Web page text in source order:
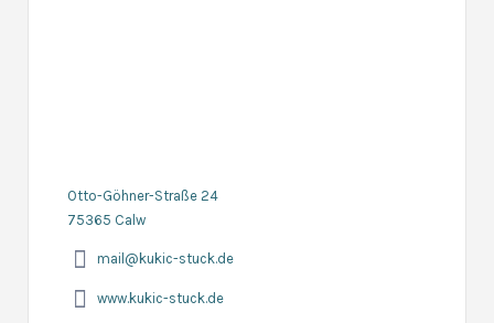
Otto-Göhner-Straße 24
75365 Calw
mail@kukic-stuck.de
www.kukic-stuck.de